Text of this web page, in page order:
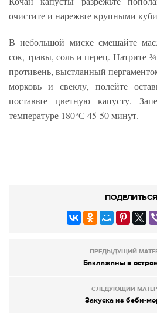
очистите и нарежьте крупными
В небольшой миске смешайте
сок, травы, соль и перец. Натрите
противень, выстланный
морковь и свеклу, полейте
поставьте цветную капусту.
температуре 180°С 45-50 минут.
ПОДЕЛИТЬСЯ
ПРЕДЫДУЩИЙ
Баклажаны в
СЛЕДУЮЩИЙ
Закуска из беби-